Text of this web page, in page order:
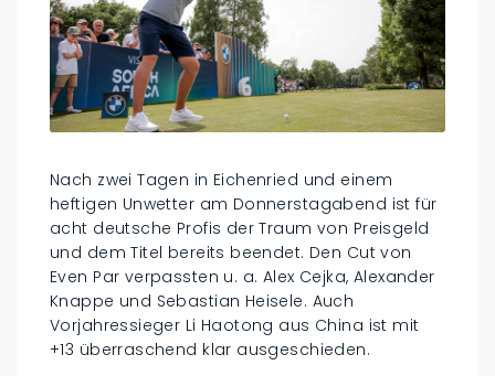
Nach zwei Tagen in Eichenried und einem
heftigen Unwetter am Donnerstagabend ist für
acht deutsche Profis der Traum von Preisgeld
und dem Titel bereits beendet. Den Cut von
Even Par verpassten u. a. Alex Cejka, Alexander
Knappe und Sebastian Heisele. Auch
Vorjahressieger Li Haotong aus China ist mit
+13 überraschend klar ausgeschieden.